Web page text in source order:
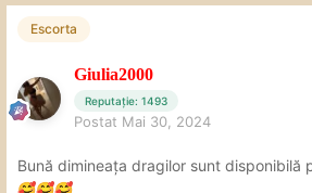
Escorta
Giulia2000
Reputație: 1493
Postat Mai 30, 2024
Bună dimineața dragilor sunt disponibilă